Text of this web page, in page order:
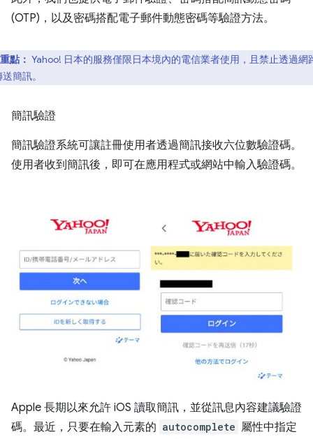
(OTP)，以及密碼搭配電子郵件動態密碼等驗證方法。
重點： Yahoo! 日本的服務僅限日本境內的電信業者使用，且禁止透過網
簡訊。
簡訊驗證
簡訊驗證系統可讓註冊使用者透過簡訊接收六位數驗證碼。
使用者收到簡訊後，即可在應用程式或網站中輸入驗證碼。
Apple 長期以來允許 iOS 讀取簡訊，並從訊息內容建議驗證
碼。最近，只要在輸入元素的 autocomplete 屬性中指定